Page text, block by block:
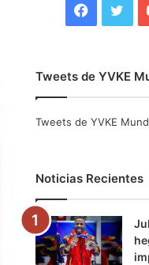
F
c
o
k
i
r
Tweets de YVKE
Tweets de YVKE
Noticias Recientes